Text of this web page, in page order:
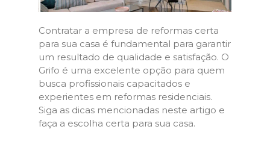
Contratar a empresa de reformas certa
para sua casa é fundamental para garantir
um resultado de qualidade e satisfação. O
Grifo é uma excelente opção para quem
busca profissionais capacitados e
experientes em reformas residenciais.
Siga as dicas mencionadas neste artigo e
faça a escolha certa para sua casa.